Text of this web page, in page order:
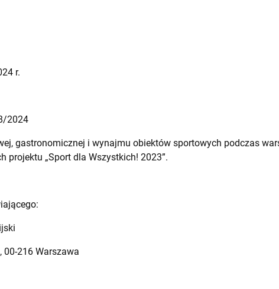
r.
2024
gastronomicznej i wynajmu obiektów sportowych podczas
projektu „Sport dla Wszystkich! 2023”.
00-216 Warszawa